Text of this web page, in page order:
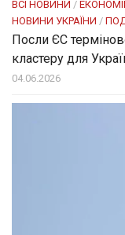
ВСІ НОВИНИ /
НОВИНИ УКРАЇНИ /
Посли ЄC
кластеру для
04.06.2026